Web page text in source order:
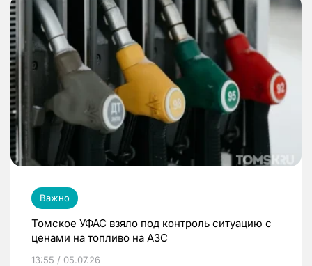
Важно
Томское УФАС взяло под контроль ситуацию с
ценами на топливо на АЗС
13:55 / 05.07.26